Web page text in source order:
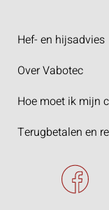
Hef- en hijsadvies
Over Vabotec
Hoe moet ik mijn
Terugbetalen en